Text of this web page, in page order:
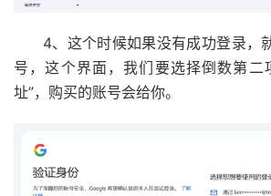
4、这个时候如果没有成功登录，
号，这个界面，我们要选择倒数第二
址”，购买的账号会给你。